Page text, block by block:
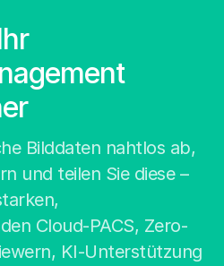
Bilddaten nahtlos ab,
und teilen Sie diese –
Cloud-PACS, Zero-
KI-Unterstützung